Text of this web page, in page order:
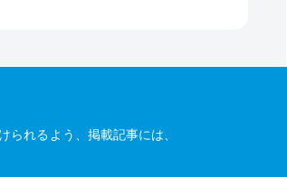
れるよう、掲載記事には、